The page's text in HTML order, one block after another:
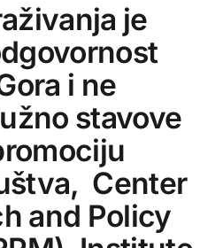
je
i ne
stavove
Center
and Policy